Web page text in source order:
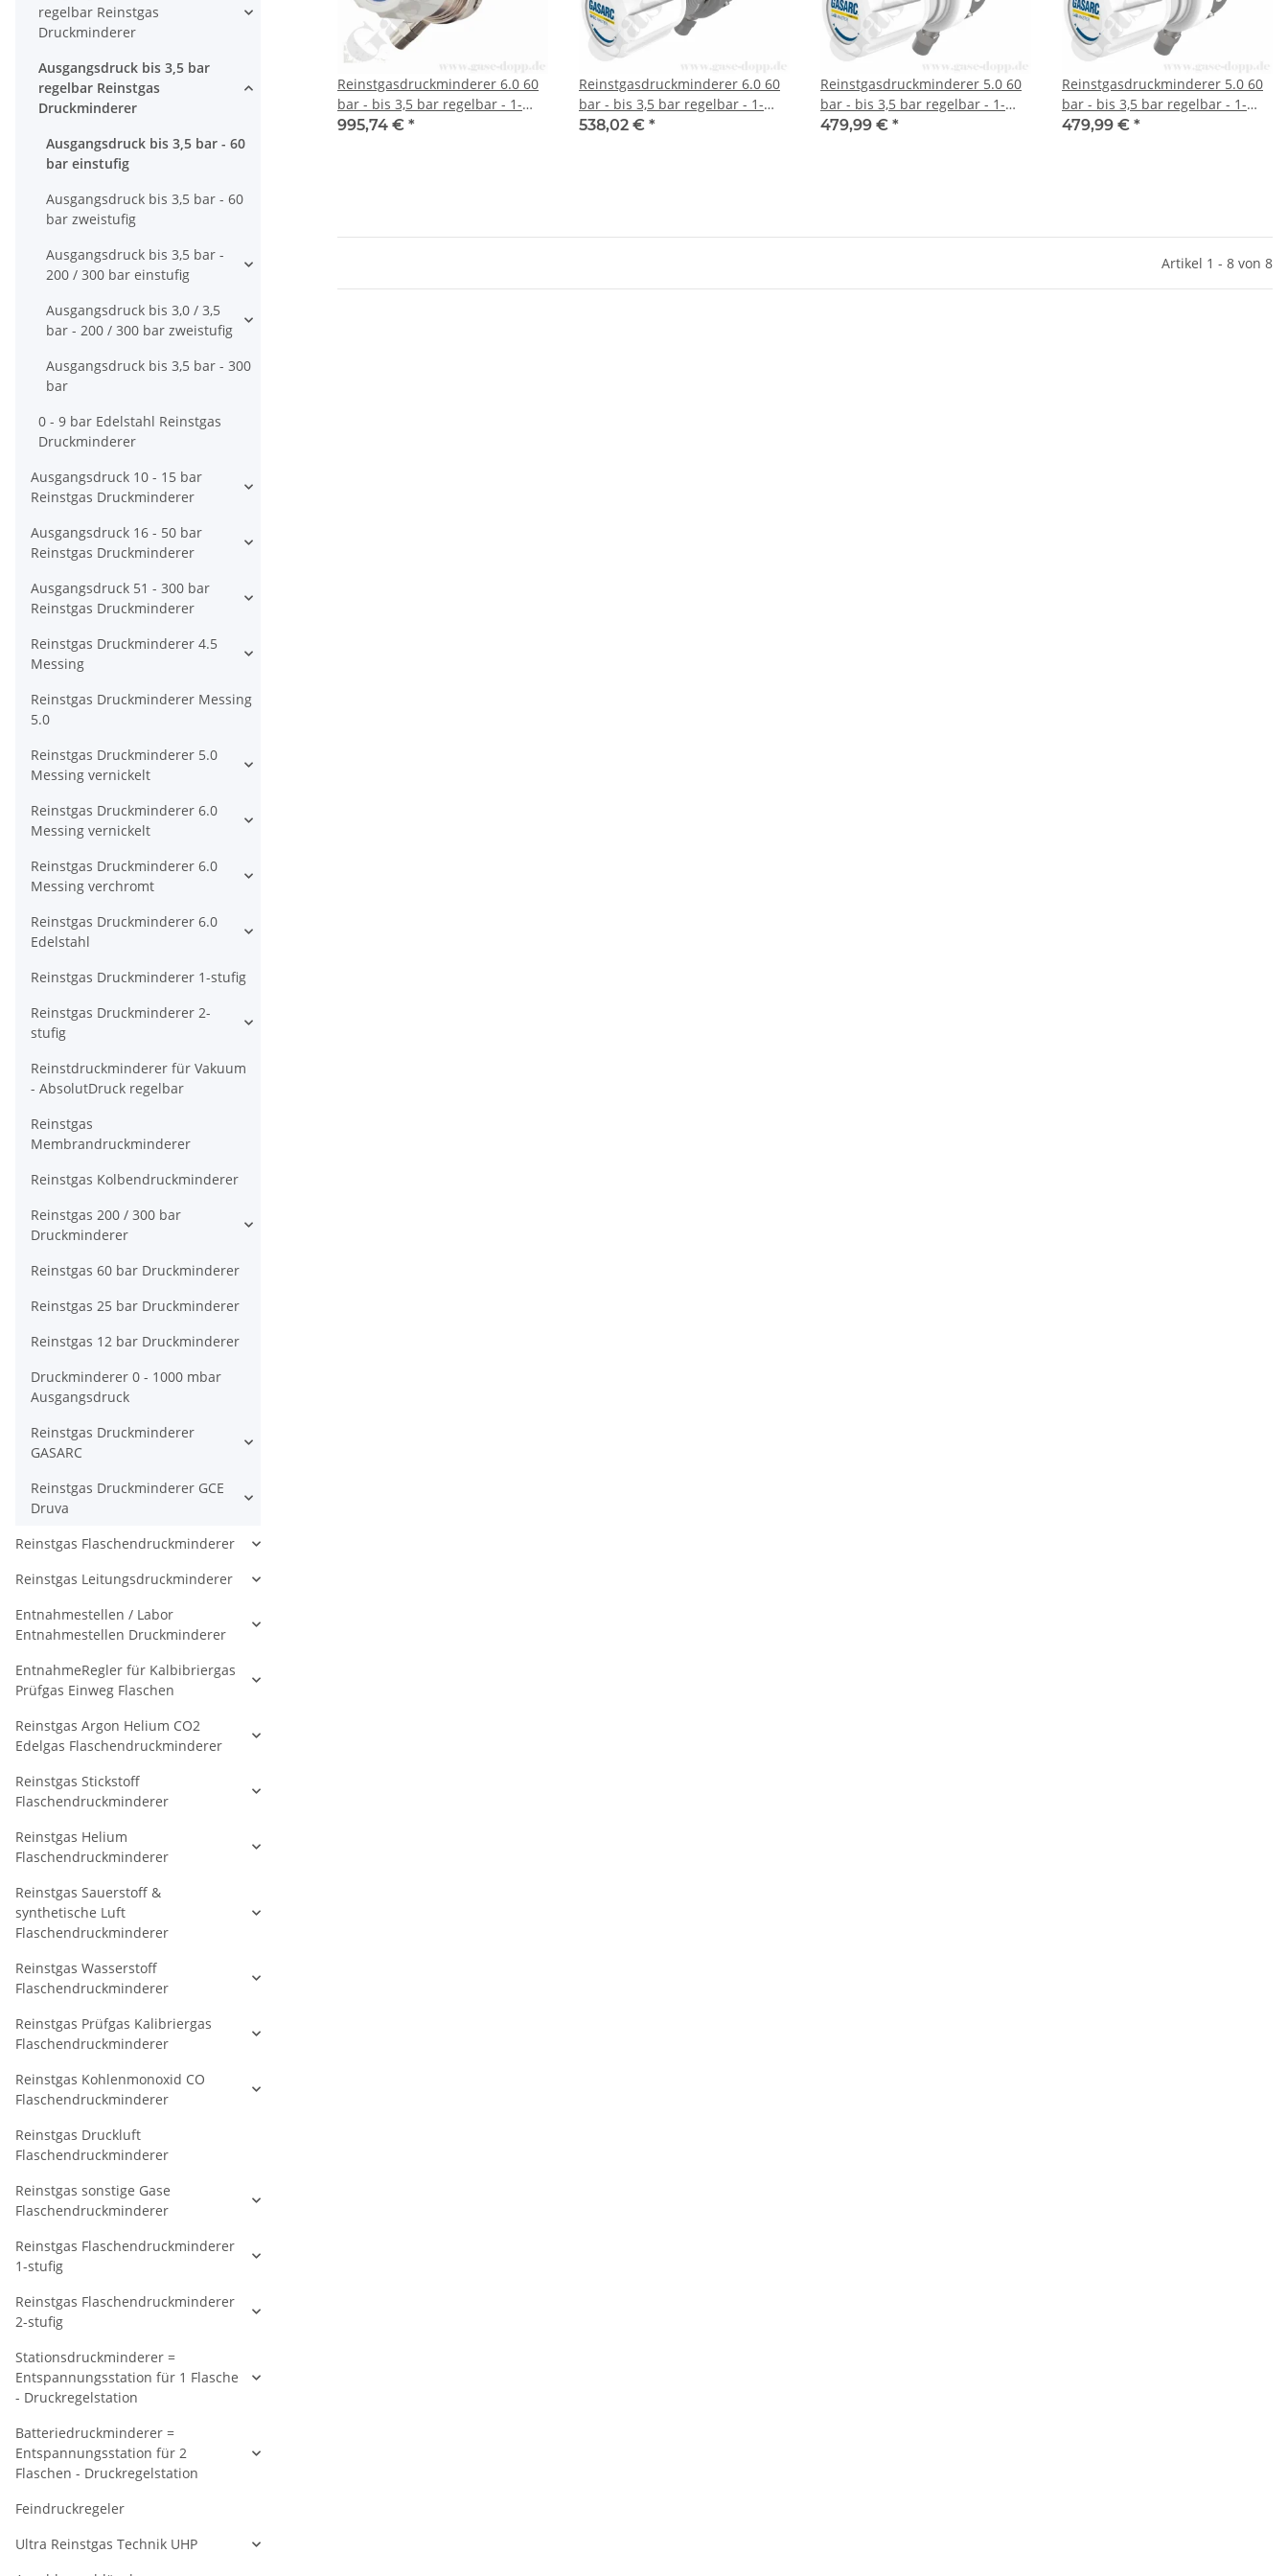
Reinstgasdruckminderer 6.0 60
bar - bis 3,5 bar regelbar - 1-
stufig - PTFE - Edelstahl -
995,74 € *
Reinstgasdruckminderer 6.0 60
bar - bis 3,5 bar regelbar - 1-
stufig - PTFE - Messing vernickelt
538,02 € *
Reinstgasdruckminderer 5.0 60
bar - bis 3,5 bar regelbar - 1-
stufig - EPDM - Messing
479,99 € *
Reinstgasdruckminderer 5.0 60
bar - bis 3,5 bar regelbar - 1-
stufig - FKM - Messing vernickelt
479,99 € *
Artikel 1 - 8 von 8
regelbar Reinstgas
Druckminderer
Ausgangsdruck bis 3,5 bar
regelbar Reinstgas
Druckminderer
Ausgangsdruck bis 3,5 bar - 60
bar einstufig
Ausgangsdruck bis 3,5 bar - 60
bar zweistufig
Ausgangsdruck bis 3,5 bar -
200 / 300 bar einstufig
Ausgangsdruck bis 3,0 / 3,5
bar - 200 / 300 bar zweistufig
Ausgangsdruck bis 3,5 bar - 300
bar
0 - 9 bar Edelstahl Reinstgas
Druckminderer
Ausgangsdruck 10 - 15 bar
Reinstgas Druckminderer
Ausgangsdruck 16 - 50 bar
Reinstgas Druckminderer
Ausgangsdruck 51 - 300 bar
Reinstgas Druckminderer
Reinstgas Druckminderer 4.5
Messing
Reinstgas Druckminderer Messing
5.0
Reinstgas Druckminderer 5.0
Messing vernickelt
Reinstgas Druckminderer 6.0
Messing vernickelt
Reinstgas Druckminderer 6.0
Messing verchromt
Reinstgas Druckminderer 6.0
Edelstahl
Reinstgas Druckminderer 1-stufig
Reinstgas Druckminderer 2-
stufig
Reinstdruckminderer für Vakuum
- AbsolutDruck regelbar
Reinstgas
Membrandruckminderer
Reinstgas Kolbendruckminderer
Reinstgas 200 / 300 bar
Druckminderer
Reinstgas 60 bar Druckminderer
Reinstgas 25 bar Druckminderer
Reinstgas 12 bar Druckminderer
Druckminderer 0 - 1000 mbar
Ausgangsdruck
Reinstgas Druckminderer
GASARC
Reinstgas Druckminderer GCE
Druva
Reinstgas Flaschendruckminderer
Reinstgas Leitungsdruckminderer
Entnahmestellen / Labor
Entnahmestellen Druckminderer
EntnahmeRegler für Kalbibriergas
Prüfgas Einweg Flaschen
Reinstgas Argon Helium CO2
Edelgas Flaschendruckminderer
Reinstgas Stickstoff
Flaschendruckminderer
Reinstgas Helium
Flaschendruckminderer
Reinstgas Sauerstoff &
synthetische Luft
Flaschendruckminderer
Reinstgas Wasserstoff
Flaschendruckminderer
Reinstgas Prüfgas Kalibriergas
Flaschendruckminderer
Reinstgas Kohlenmonoxid CO
Flaschendruckminderer
Reinstgas Druckluft
Flaschendruckminderer
Reinstgas sonstige Gase
Flaschendruckminderer
Reinstgas Flaschendruckminderer
1-stufig
Reinstgas Flaschendruckminderer
2-stufig
Stationsdruckminderer =
Entspannungsstation für 1 Flasche
- Druckregelstation
Batteriedruckminderer =
Entspannungsstation für 2
Flaschen - Druckregelstation
Feindruckregeler
Ultra Reinstgas Technik UHP